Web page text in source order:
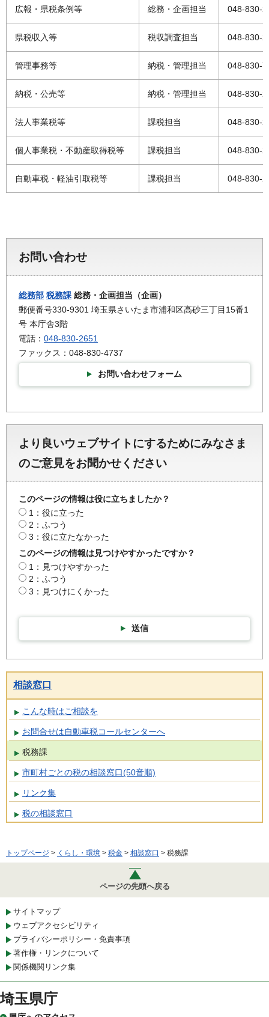
広報・県税条例等 総務・企画担当 048-830-
県税収入等 税収調査担当 048-830-
管理事務等 納税・管理担当 048-830-
納税・公売等 納税・管理担当 048-830-
法人事業税等 課税担当 048-830-
個人事業税・不動産取得税等 課税担当 048-830-
自動車税・軽油引取税等 課税担当 048-830-
お問い合わせ
総務部 税務課 総務・企画担当（企画）
郵便番号330-9301 埼玉県さいたま市浦和区高砂三丁目15番1
号 本庁舎3階
電話： 048-830-2651
ファックス：048-830-4737
お問い合わせフォーム
より良いウェブサイトにするためにみなさま
のご意見をお聞かせください
このページの情報は役に立ちましたか？
1：役に立った
2：ふつう
3：役に立たなかった
このページの情報は見つけやすかったですか？
1：見つけやすかった
2：ふつう
3：見つけにくかった
送信
相談窓口
こんな時はご相談を
お問合せは自動車税コールセンターへ
税務課
市町村ごとの税の相談窓口(50音順)
リンク集
税の相談窓口
トップページ > くらし・環境 > 税金 > 相談窓口 > 税務課
ページの先頭へ戻る
サイトマップ
ウェブアクセシビリティ
プライバシーポリシー・免責事項
著作権・リンクについて
関係機関リンク集
埼玉県庁